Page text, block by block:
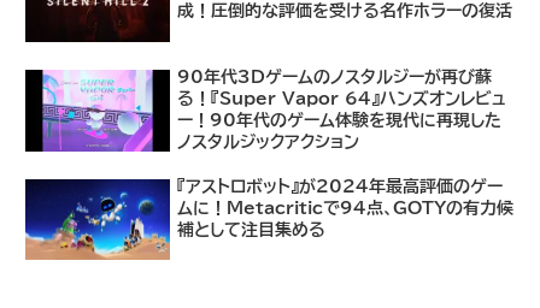
成！圧倒的な評価を受ける名作ホラーの復活
90年代3Dゲームのノスタルジーが再び蘇
る！『Super Vapor 64』ハンズオンレビュ
ー！90年代のゲーム体験を現代に再現した
ノスタルジックアクション
『アストロボット』が2024年最高評価のゲー
ムに！Metacriticで94点、GOTYの有力候
補として注目集める